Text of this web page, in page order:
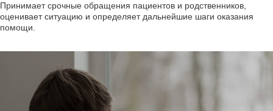
Принимает срочные обращения пациентов и родственников,
оценивает ситуацию и определяет дальнейшие шаги оказания
помощи.